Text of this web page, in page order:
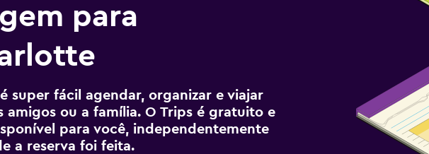
para
super fácil agendar, organizar e viajar
amigos ou a família. O Trips é gratuito e
para você, independentemente
a reserva foi feita.